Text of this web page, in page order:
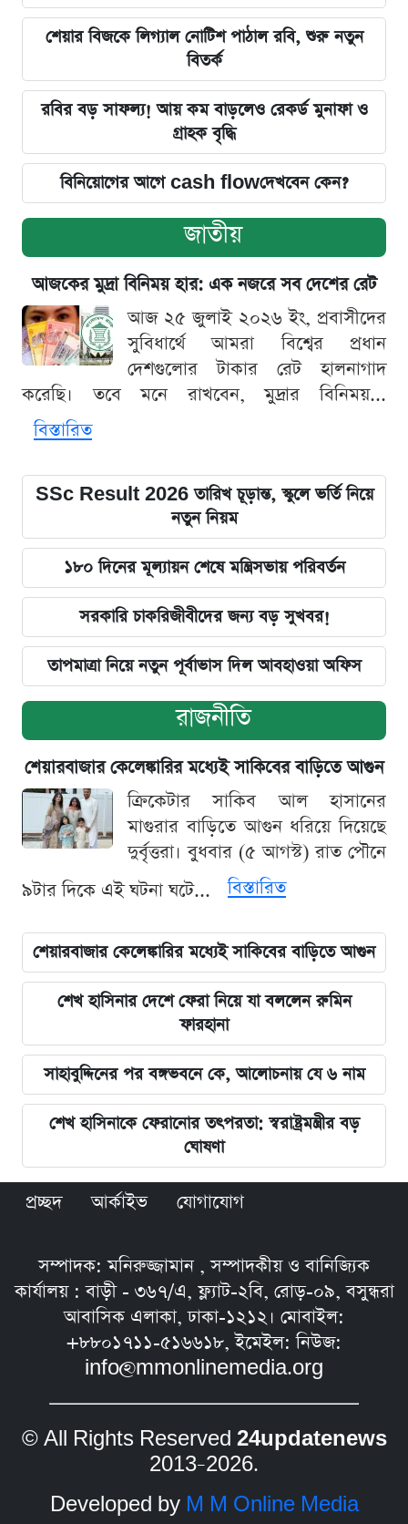
শেয়ার বিজকে লিগ্যাল নোটিশ পাঠাল রবি, শুরু নতুন
বিতর্ক
রবির বড় সাফল্য! আয় কম বাড়লেও রেকর্ড মুনাফা ও
গ্রাহক বৃদ্ধি
বিনিয়োগের আগে cash flowদেখবেন কেন?
জাতীয়
আজকের মুদ্রা বিনিময় হার: এক নজরে সব দেশের রেট
আজ ২৫ জুলাই ২০২৬ ইং, প্রবাসীদের
সুবিধার্থে আমরা বিশ্বের প্রধান
দেশগুলোর টাকার রেট হালনাগাদ
করেছি। তবে মনে রাখবেন, মুদ্রার বিনিময়...
বিস্তারিত
SSc Result 2026 তারিখ চূড়ান্ত, স্কুলে ভর্তি নিয়ে
নতুন নিয়ম
১৮০ দিনের মূল্যায়ন শেষে মন্ত্রিসভায় পরিবর্তন
সরকারি চাকরিজীবীদের জন্য বড় সুখবর!
তাপমাত্রা নিয়ে নতুন পূর্বাভাস দিল আবহাওয়া অফিস
রাজনীতি
শেয়ারবাজার কেলেঙ্কারির মধ্যেই সাকিবের বাড়িতে আগুন
ক্রিকেটার সাকিব আল হাসানের
মাগুরার বাড়িতে আগুন ধরিয়ে দিয়েছে
দুর্বৃত্তরা। বুধবার (৫ আগস্ট) রাত পৌনে
৯টার দিকে এই ঘটনা ঘটে...
বিস্তারিত
শেয়ারবাজার কেলেঙ্কারির মধ্যেই সাকিবের বাড়িতে আগুন
শেখ হাসিনার দেশে ফেরা নিয়ে যা বললেন রুমিন
ফারহানা
সাহাবুদ্দিনের পর বঙ্গভবনে কে, আলোচনায় যে ৬ নাম
শেখ হাসিনাকে ফেরানোর তৎপরতা: স্বরাষ্ট্রমন্ত্রীর বড়
ঘোষণা
প্রচ্ছদ আর্কাইভ যোগাযোগ
সম্পাদক: মনিরুজ্জামান , সম্পাদকীয় ও বানিজ্যিক
কার্যালয় : বাড়ী - ৩৬৭/এ, ফ্ল্যাট-২বি, রোড়-০৯, বসুন্ধরা
আবাসিক এলাকা, ঢাকা-১২১২। মোবাইল:
+৮৮০১৭১১-৫১৬৬১৮, ইমেইল: নিউজ:
info@mmonlinemedia.org
© All Rights Reserved 24updatenews
2013–2026.
Developed by M M Online Media